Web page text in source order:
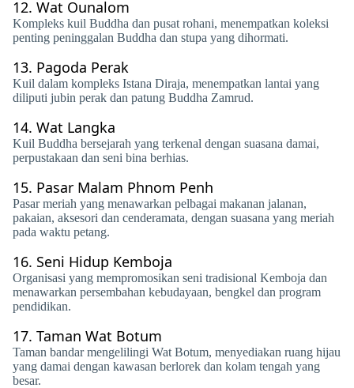
12. Wat Ounalom
Kompleks kuil Buddha dan pusat rohani, menempatkan koleksi
penting peninggalan Buddha dan stupa yang dihormati.
13. Pagoda Perak
Kuil dalam kompleks Istana Diraja, menempatkan lantai yang
diliputi jubin perak dan patung Buddha Zamrud.
14. Wat Langka
Kuil Buddha bersejarah yang terkenal dengan suasana damai,
perpustakaan dan seni bina berhias.
15. Pasar Malam Phnom Penh
Pasar meriah yang menawarkan pelbagai makanan jalanan,
pakaian, aksesori dan cenderamata, dengan suasana yang meriah
pada waktu petang.
16. Seni Hidup Kemboja
Organisasi yang mempromosikan seni tradisional Kemboja dan
menawarkan persembahan kebudayaan, bengkel dan program
pendidikan.
17. Taman Wat Botum
Taman bandar mengelilingi Wat Botum, menyediakan ruang hijau
yang damai dengan kawasan berlorek dan kolam tengah yang
besar.